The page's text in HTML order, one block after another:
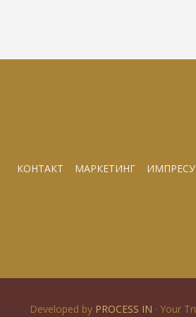
КОНТАКТ МАРКЕТИНГ
Developed by PROCESS IN · Your